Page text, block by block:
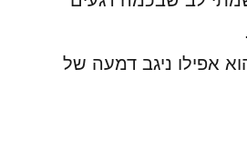
אפילו ניגב דמעה של